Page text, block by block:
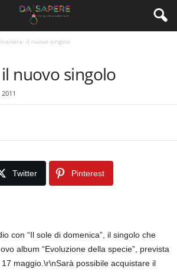
il nuovo singolo
nuovo singolo
Twitter Pinterest
con “Il sole di domenica”, il singolo che
album “Evoluzione della specie”, prevista
maggio.\r\nSarà possibile acquistare il